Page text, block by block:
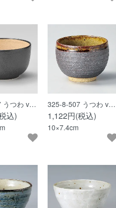
うつわ v…
込)
325-8-507 うつわ v…
1,122円(税込)
10×7.4cm